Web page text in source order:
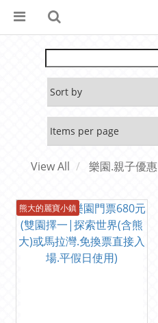
View All 樂園.親子優惠
熊大的麗寶小鎮